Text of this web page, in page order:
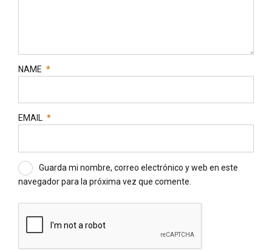
NAME *
EMAIL *
Guarda mi nombre, correo electrónico y web en este
navegador para la próxima vez que comente.